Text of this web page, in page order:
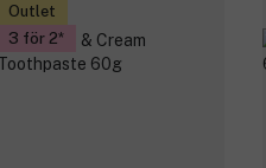
Outlet
3 för 2